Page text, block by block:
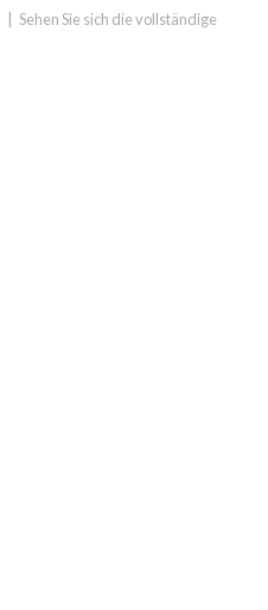
Sehen Sie sich die vollständige